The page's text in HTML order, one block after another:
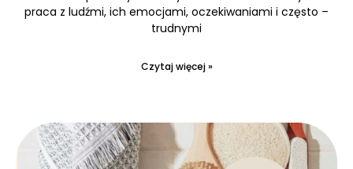
praca z ludźmi, ich emocjami, oczekiwaniami i często –
trudnymi
Czytaj więcej »